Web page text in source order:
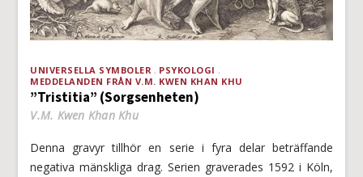
UNIVERSELLA SYMBOLER
PSYKOLOGI
MEDDELANDEN FRÅN V.M. KWEN KHAN KHU
”Tristitia” (Sorgsenheten)
V.M. Kwen Khan Khu
Denna gravyr tillhör en serie i fyra delar beträffande
negativa mänskliga drag. Serien graverades 1592 i Köln,